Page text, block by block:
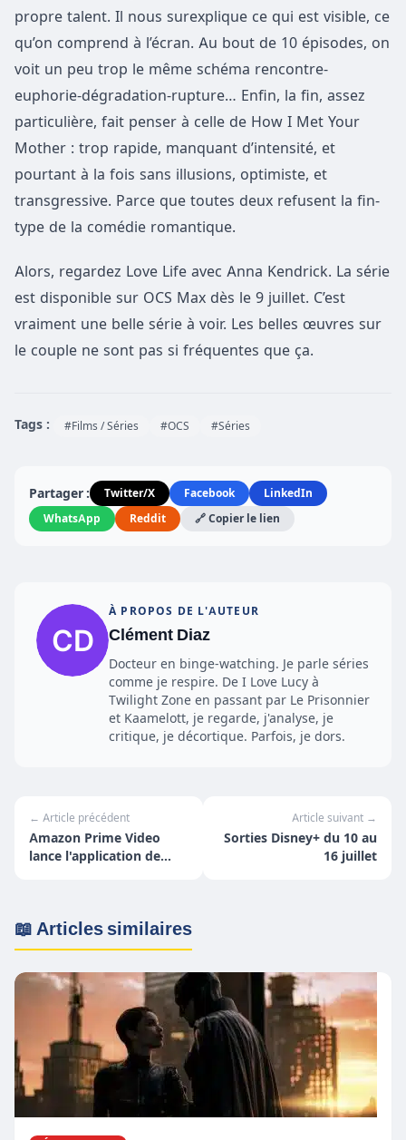
propre talent. Il nous surexplique ce qui est visible, ce
qu’on comprend à l’écran. Au bout de 10 épisodes, on
voit un peu trop le même schéma rencontre-
euphorie-dégradation-rupture… Enfin, la fin, assez
particulière, fait penser à celle de How I Met Your
Mother : trop rapide, manquant d’intensité, et
pourtant à la fois sans illusions, optimiste, et
transgressive. Parce que toutes deux refusent la fin-
type de la comédie romantique.
Alors, regardez Love Life avec Anna Kendrick. La série
est disponible sur OCS Max dès le 9 juillet. C’est
vraiment une belle série à voir. Les belles œuvres sur
le couple ne sont pas si fréquentes que ça.
Tags : #Films / Séries #OCS #Séries
Partager : Twitter/X Facebook
LinkedIn
WhatsApp
Reddit 🔗 Copier le lien
À PROPOS DE L'AUTEUR
Clément Diaz
Docteur en binge-watching. Je parle séries
comme je respire. De I Love Lucy à
Twilight Zone en passant par Le Prisonnier
et Kaamelott, je regarde, j'analyse, je
critique, je décortique. Parfois, je dors.
← Article précédent
Amazon Prime Video
lance l'application de
Article suivant →
Sorties Disney+ du 10 au
16 juillet
📖 Articles similaires